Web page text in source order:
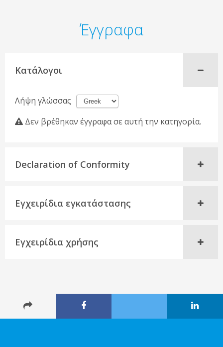
Έγγραφα
Κατάλογοι
Λήψη γλώσσας
Δεν βρέθηκαν έγγραφα σε αυτή την κατηγορία.
Declaration of Conformity
Εγχειρίδια εγκατάστασης
Εγχειρίδια χρήσης